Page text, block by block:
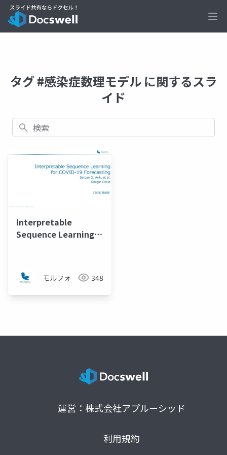
タグ #感染症数理モデル に関するスラ
イド
検索
Interpretable
Sequence Learning
モルフォ 348
運営：株式会社アプルーシッド
利用規約